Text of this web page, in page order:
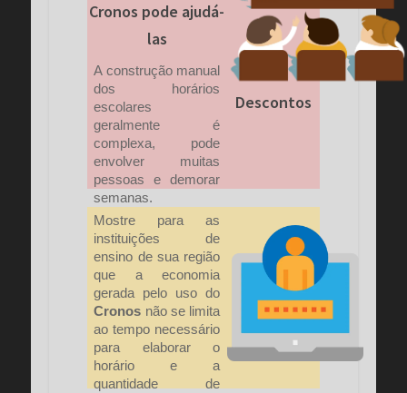
Cronos pode ajudá-
las
A construção manual
dos horários
escolares
geralmente é
complexa, pode
envolver muitas
pessoas e demorar
semanas.
Mostre para as
instituições de
ensino de sua região
que a economia
gerada pelo uso do
Cronos não se limita
ao tempo necessário
para elaborar o
horário e a
quantidade de
Descontos